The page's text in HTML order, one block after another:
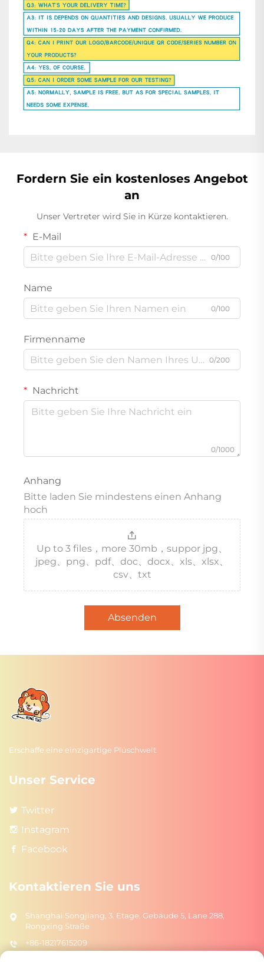
Fordern Sie ein kostenloses Angebot
an
Unser Vertreter wird Sie in Kürze kontaktieren.
E-Mail
0/100
Name
0/100
Firmenname
0/200
Nachricht
0/1000
Anhang
Bitte laden Sie mindestens einen Anhang
hoch
Up to 3 files，more 30mb，suppor jpg、
jpeg、png、pdf、doc、docx、xls、xlsx、
csv、txt
Absenden
Erschaffe eine einzigartige Plüschwelt
Unser Service
Twitter
Instagram
Facebook
Kontaktieren Sie uns
Shanghai Songjiang, 3. Etage, Gebäude 5, Lane 288,
Rongxing Straße
+86-18217615209